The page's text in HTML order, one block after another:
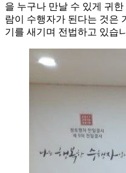
을 누구나 만날 수 있게 귀
람이 수행자가 된다는 것은
기를 새기며 전법하고 있습